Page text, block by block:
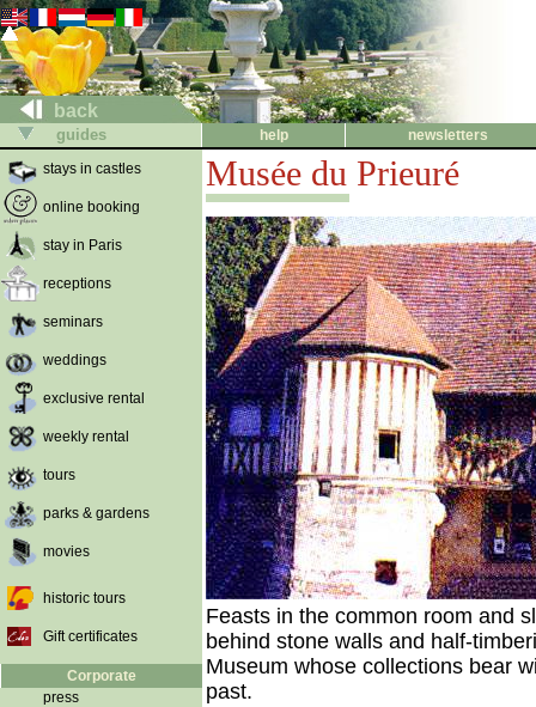
back
guides help
newsletters
stays in castles
online booking
stay in Paris
receptions
seminars
weddings
exclusive rental
weekly rental
tours
parks & gardens
movies
historic tours
Gift certificates
Corporate
press
Musée du Prieuré
Feasts in the common room and
behind stone walls and half-
Museum whose collections bear
past.